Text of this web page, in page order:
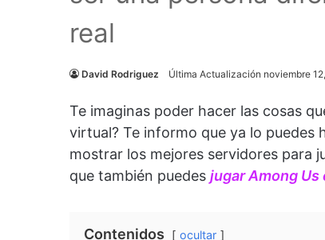
real
David Rodriguez Última Actualización noviembre
Te imaginas poder hacer las cosas
virtual? Te informo que ya lo puedes
mostrar los mejores servidores para
que también puedes jugar Among
Contenidos ocultar